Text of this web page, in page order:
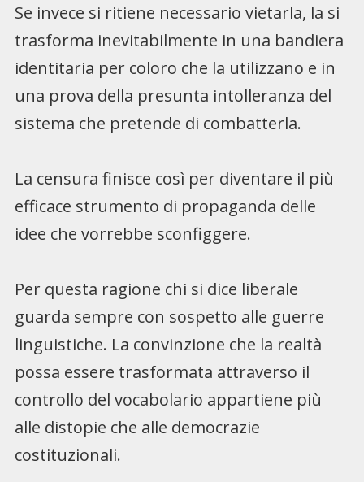
Se invece si ritiene necessario vietarla, la si
trasforma inevitabilmente in una bandiera
identitaria per coloro che la utilizzano e in
una prova della presunta intolleranza del
sistema che pretende di combatterla.
La censura finisce così per diventare il più
efficace strumento di propaganda delle
idee che vorrebbe sconfiggere.
Per questa ragione chi si dice liberale
guarda sempre con sospetto alle guerre
linguistiche. La convinzione che la realtà
possa essere trasformata attraverso il
controllo del vocabolario appartiene più
alle distopie che alle democrazie
costituzionali.